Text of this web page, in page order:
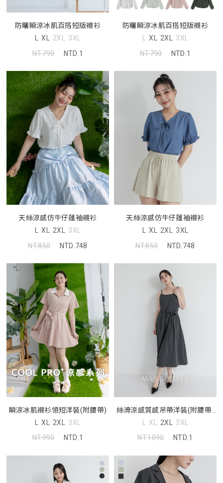
防曬瞬涼冰肌百搭短版襯衫
L XL 2XL 3XL
NT.790
NTD.1
防曬瞬涼冰肌百搭短版襯衫
L XL 2XL 3XL
NT.790
NTD.1
天絲涼感仿牛仔蓬袖襯衫
L XL 2XL 3XL
NT.850
NTD.748
天絲涼感仿牛仔蓬袖襯衫
L XL 2XL 3XL
NT.850
NTD.748
瞬涼冰肌襯衫領短洋裝(附腰帶)
L XL 2XL 3XL
NT.990
NTD.1
絲滑涼感質感吊帶洋裝(附腰帶)
MISS
L XL 2XL 3XL
NT.1090
NTD.1